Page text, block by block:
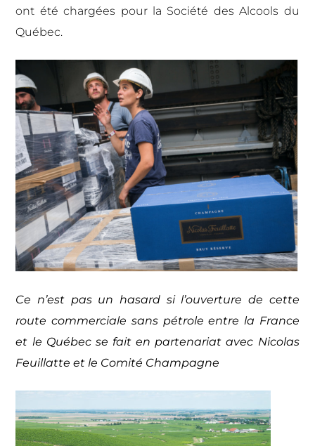
ont été chargées pour la Société des Alcools du
Québec.
Ce n’est pas un hasard si l’ouverture de cette
route commerciale sans pétrole entre la France
et le Québec se fait en partenariat avec Nicolas
Feuillatte et le Comité Champagne